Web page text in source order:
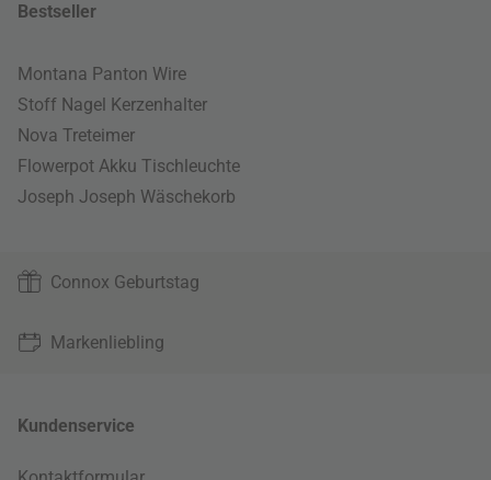
Bestseller
Montana Panton Wire
Stoff Nagel Kerzenhalter
Nova Treteimer
Flowerpot Akku Tischleuchte
Joseph Joseph Wäschekorb
Connox Geburtstag
Markenliebling
Kundenservice